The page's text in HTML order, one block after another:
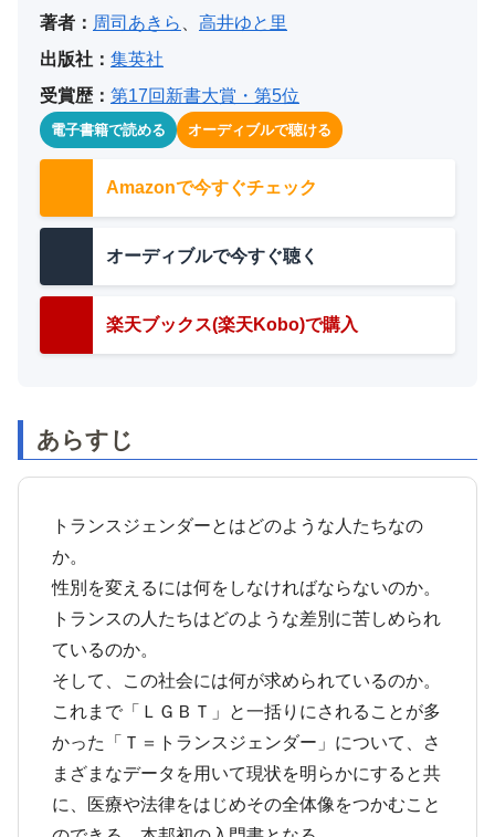
著者： 周司あきら
高井ゆと里
出版社： 集英社
受賞歴： 第17回新書大賞・第5位
電子書籍で読める オーディブルで聴ける
Amazonで今すぐチェック
オーディブルで今すぐ聴く
楽天ブックス(楽天Kobo)で購入
あらすじ
トランスジェンダーとはどのような人たちなの
か。
性別を変えるには何をしなければならないのか。
トランスの人たちはどのような差別に苦しめられ
ているのか。
そして、この社会には何が求められているのか。
これまで「ＬＧＢＴ」と一括りにされることが多
かった「Ｔ＝トランスジェンダー」について、さ
まざまなデータを用いて現状を明らかにすると共
に、医療や法律をはじめその全体像をつかむこと